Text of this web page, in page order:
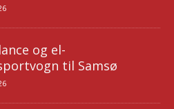
og el-
til Samsø